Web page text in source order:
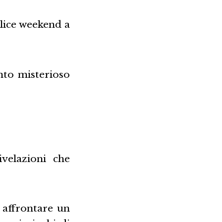
weekend a
misterioso
che
affrontare un